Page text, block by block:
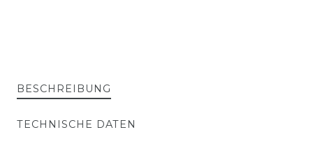
BESCHREIBUNG
TECHNISCHE DATEN